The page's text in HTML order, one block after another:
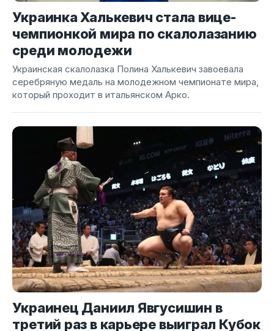
Украинка Халькевич стала вице-
чемпионкой мира по скалолазанию
среди молодежи
Украинская скалолазка Полина Халькевич завоевала
серебряную медаль на молодежном чемпионате мира,
который проходит в итальянском Арко.
Украинец Даниил Явгусишин в
третий раз в карьере выиграл Кубок